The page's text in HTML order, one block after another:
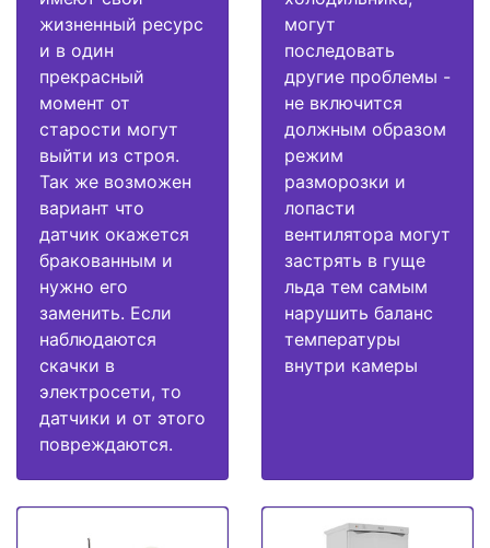
жизненный ресурс
и в один
прекрасный
момент от
старости могут
выйти из строя.
Так же возможен
вариант что
датчик окажется
бракованным и
нужно его
заменить. Если
наблюдаются
скачки в
электросети, то
датчики и от этого
повреждаются.
могут
последовать
другие проблемы -
не включится
должным образом
режим
разморозки и
лопасти
вентилятора могут
застрять в гуще
льда тем самым
нарушить баланс
температуры
внутри камеры